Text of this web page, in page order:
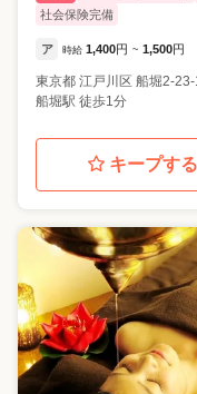
社会保険完備
ア 時給 1,400円 ~ 1,500円
東京都 江戸川区 船堀2-
船堀駅 徒歩1分
キープする